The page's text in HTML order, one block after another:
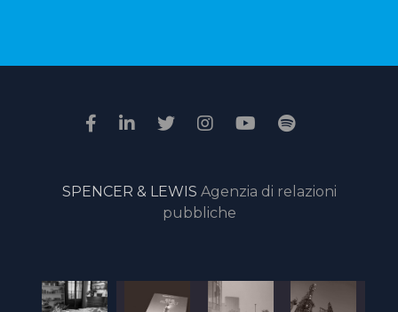
il
della
giuria
online
SPENCER & LEWIS Agenzia di relazioni
pubbliche